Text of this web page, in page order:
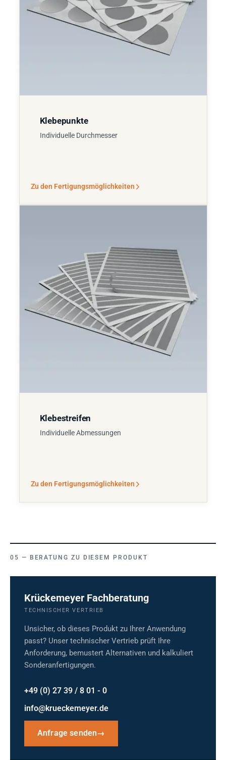
Klebepunkte
Individuelle Durchmesser
Zu den Fertigungsmöglichkeiten
Klebestreifen
Individuelle Abmessungen
Zu den Fertigungsmöglichkeiten
BERATUNG ZU DIESEM PRODUKT
Krückemeyer Fachberatung
TECHNISCHER VERTRIEB
Unsicher, ob dieses Produkt zu Ihrer Anwendung
passt? Unser technischer Vertrieb prüft Ihre
Anforderung, bemustert Alternativen und kalkuliert
Sonderanfertigungen.
+49 (0) 27 39 / 8 01 - 0
info@krueckemeyer.de
Anfrage senden→